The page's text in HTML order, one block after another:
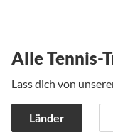
Alle Tennis-
Lass dich von
Länder